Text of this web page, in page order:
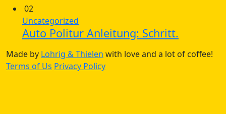
02
Uncategorized
Auto Politur Anleitung: Schritt.
Made by Lohrig & Thielen with love and a lot of coffee!
Terms of Us Privacy Policy